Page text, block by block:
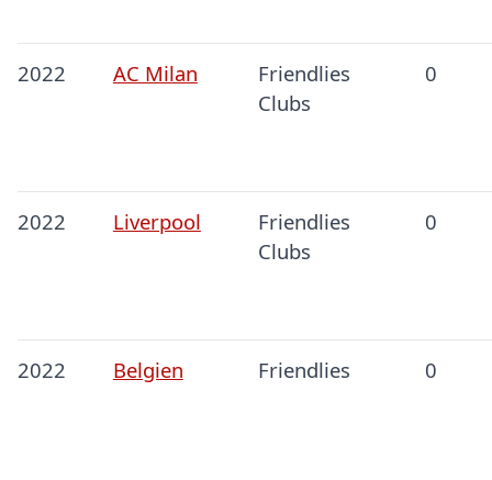
2022 AC Milan
Friendlies
Clubs
0
2022 Liverpool
Friendlies
Clubs
0
2022 Belgien Friendlies 0